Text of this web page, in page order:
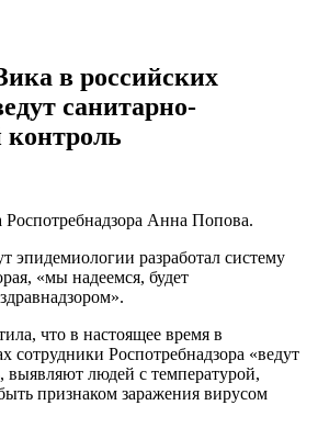
в российских
санитарно-
Роспотребнадзора Анна Попова.
эпидемиологии разработал систему
«мы надеемся, будет
что в настоящее время в
сотрудники Роспотребнадзора «ведут
выявляют людей с температурой,
признаком заражения вирусом